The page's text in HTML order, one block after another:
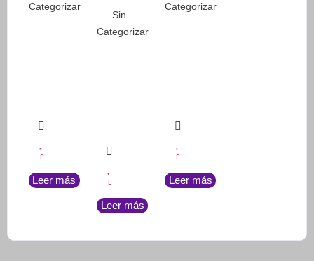
Categorizar
Leer más
Sin
Categorizar
Leer más
Categorizar
Leer más